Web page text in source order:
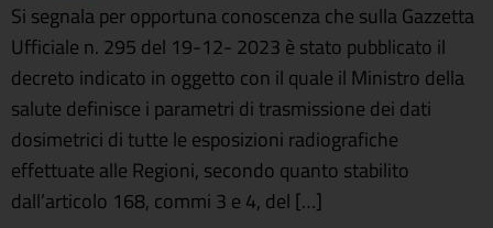
Si segnala per opportuna conoscenza che sulla Gazzetta
Ufficiale n. 295 del 19-12- 2023 è stato pubblicato il
decreto indicato in oggetto con il quale il Ministro della
salute definisce i parametri di trasmissione dei dati
dosimetrici di tutte le esposizioni radiografiche
effettuate alle Regioni, secondo quanto stabilito
dall’articolo 168, commi 3 e 4, del […]